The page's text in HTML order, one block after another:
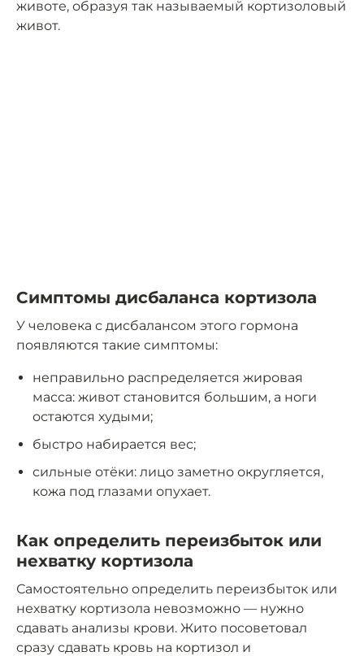
животе, образуя так называемый кортизоловый
живот.
Симптомы дисбаланса кортизола
У человека с дисбалансом этого гормона
появляются такие симптомы:
неправильно распределяется жировая
масса: живот становится большим, а ноги
остаются худыми;
быстро набирается вес;
сильные отёки: лицо заметно округляется,
кожа под глазами опухает.
Как определить переизбыток или
нехватку кортизола
Самостоятельно определить переизбыток или
нехватку кортизола невозможно — нужно
сдавать анализы крови. Жито посоветовал
сразу сдавать кровь на кортизол и